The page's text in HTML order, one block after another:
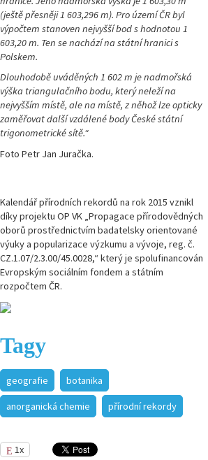
(ještě přesněji 1 603,296 m). Pro území ČR byl
výpočtem stanoven nejvyšší bod s hodnotou 1
603,20 m. Ten se nachází na státní hranici s
Polskem.
Dlouhodobě uváděných 1 602 m je nadmořská
výška triangulačního bodu, který neleží na
nejvyšším místě, ale na místě, z něhož lze opticky
zaměřovat další vzdálené body České státní
trigonometrické sítě.“
Foto Petr Jan Juračka.
Kalendář přírodních rekordů na rok 2015 vznikl
díky projektu OP VK „Propagace přírodovědných
oborů prostřednictvím badatelsky orientované
výuky a popularizace výzkumu a vývoje, reg. č.
CZ.1.07/2.3.00/45.0028,“ který je spolufinancován
Evropským sociálním fondem a státním
rozpočtem ČR.
Tagy
geografie botanika
anorganická chemie přírodní rekordy
1x